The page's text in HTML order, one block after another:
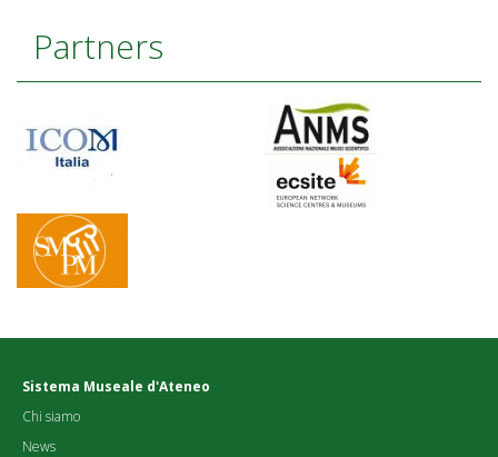
here
Partners
Sistema Museale d'Ateneo
Chi siamo
News